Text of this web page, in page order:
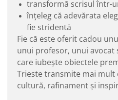
transformă scrisul într-
înțeleg că adevărata
fie stridentă
Fie că este oferit cadou
unui profesor, unui avocat
care iubește obiectele
Trieste transmite mai mult
cultură, rafinament și